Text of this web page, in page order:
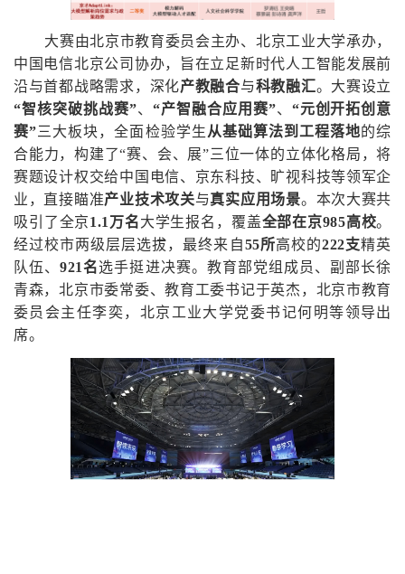
大赛由北京市教育委员会主办、北京工业大学承办，
中国电信北京公司协办，旨在立足新时代人工智能发展前
沿与首都战略需求，深化产教融合与科教融汇。大赛设立
“智核突破挑战赛”、 “产智融合应用赛”、 “元创开拓创意
赛”三大板块，全面检验学生从基础算法到工程落地的综
合能力，构建了“赛、会、展”三位一体的立体化格局，将
赛题设计权交给中国电信、京东科技、旷视科技等领军企
业，直接瞄准产业技术攻关与真实应用场景。本次大赛共
吸引了全京1.1万名大学生报名，覆盖全部在京985高校。
经过校市两级层层选拔，最终来自 55所高校的222支精英
队伍、921名选手挺进决赛。教育部党组成员、副部长徐
青森，北京市委常委、教育工委书记于英杰，北京市教育
委员会主任李奕，北京工业大学党委书记何明等领导出
席。